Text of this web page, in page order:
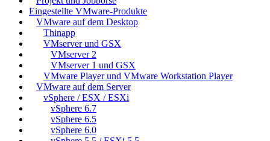
Eingestellte VMware-Produkte
VMware auf dem Desktop
Thinapp
VMserver und GSX
VMserver 2
VMserver 1 und GSX
VMware Player und VMware Workstation Player
VMware auf dem Server
vSphere / ESX / ESXi
vSphere 6.7
vSphere 6.5
vSphere 6.0